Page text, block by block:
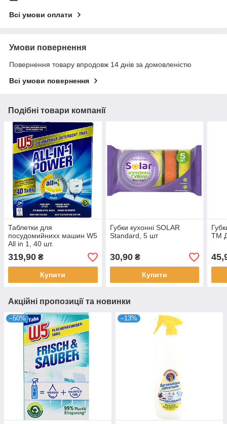
Всі умови оплати
Умови повернення
Повернення товару впродовж 14 днів за домовленістю
Всі умови повернення
Подібні товари компанії
Таблетки для
посудомийнихх машин W5
All in 1, 40 шт.
319,90 ₴
Купити
Губки кухонні SOLAR
Standard, 5 шт
30,90₴
Купити
ТМ
Акційні пропозиції та новинки
–50% –13%